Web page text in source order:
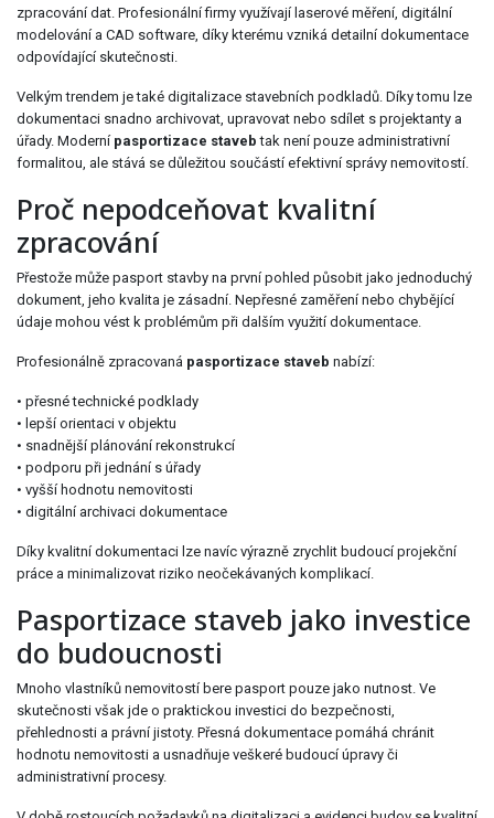
zpracování dat. Profesionální firmy využívají laserové měření, digitální
modelování a CAD software, díky kterému vzniká detailní dokumentace
odpovídající skutečnosti.
Velkým trendem je také digitalizace stavebních podkladů. Díky tomu lze
dokumentaci snadno archivovat, upravovat nebo sdílet s projektanty a
úřady. Moderní pasportizace staveb tak není pouze administrativní
formalitou, ale stává se důležitou součástí efektivní správy nemovitostí.
Proč nepodceňovat kvalitní
zpracování
Přestože může pasport stavby na první pohled působit jako jednoduchý
dokument, jeho kvalita je zásadní. Nepřesné zaměření nebo chybějící
údaje mohou vést k problémům při dalším využití dokumentace.
Profesionálně zpracovaná pasportizace staveb nabízí:
• přesné technické podklady
• lepší orientaci v objektu
• snadnější plánování rekonstrukcí
• podporu při jednání s úřady
• vyšší hodnotu nemovitosti
• digitální archivaci dokumentace
Díky kvalitní dokumentaci lze navíc výrazně zrychlit budoucí projekční
práce a minimalizovat riziko neočekávaných komplikací.
Pasportizace staveb jako investice
do budoucnosti
Mnoho vlastníků nemovitostí bere pasport pouze jako nutnost. Ve
skutečnosti však jde o praktickou investici do bezpečnosti,
přehlednosti a právní jistoty. Přesná dokumentace pomáhá chránit
hodnotu nemovitosti a usnadňuje veškeré budoucí úpravy či
administrativní procesy.